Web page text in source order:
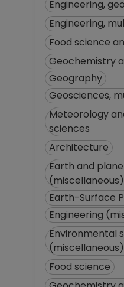
Engineering,
Engineering,
Food science
Geochemistry
Geography
Geosciences,
Meteorology
sciences
Architecture
Earth and
(miscellaneous)
Earth-Surface
Engineering
Environmental
(miscellaneous)
Food science